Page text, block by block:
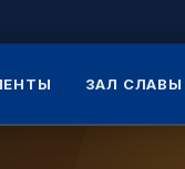
ЗАЛ СЛАВЫ